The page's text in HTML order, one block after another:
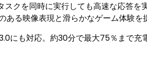
クを同時に実行しても高速な応答を
る映像表現と滑らかなゲーム体験を
にも対応。約30分で最大75％まで充